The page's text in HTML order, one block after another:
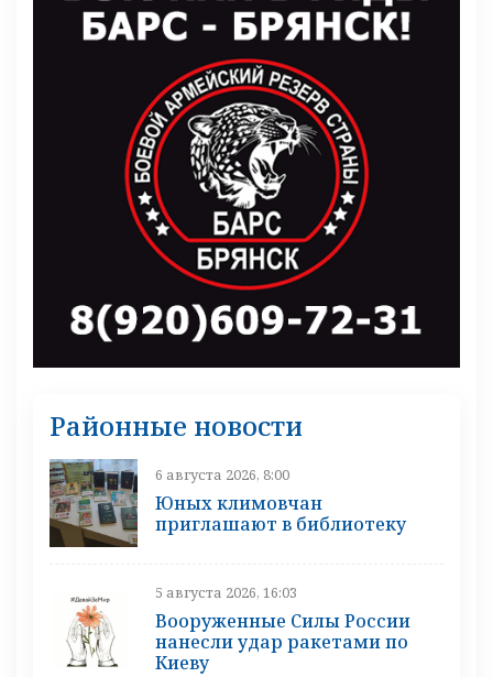
Районные новости
6 августа 2026, 8:00
Юных климовчан
приглашают в библиотеку
5 августа 2026, 16:03
Вооруженные Силы России
нанесли удар ракетами по
Киеву